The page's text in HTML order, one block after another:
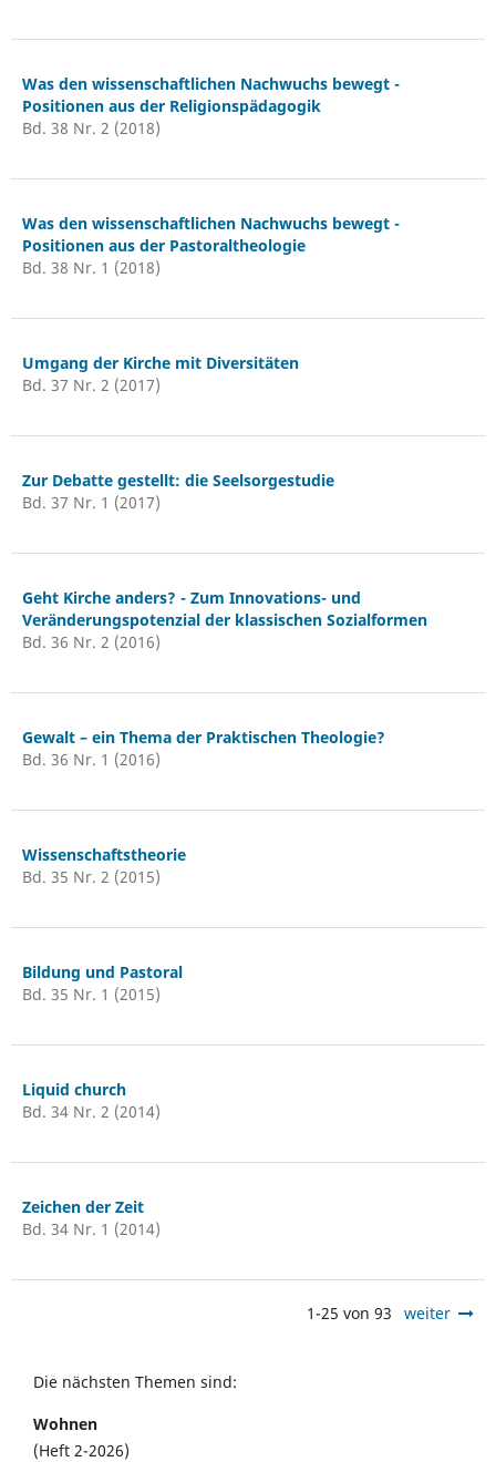
Was den wissenschaftlichen Nachwuchs bewegt -
Positionen aus der Religionspädagogik
Bd. 38 Nr. 2 (2018)
Was den wissenschaftlichen Nachwuchs bewegt -
Positionen aus der Pastoraltheologie
Bd. 38 Nr. 1 (2018)
Umgang der Kirche mit Diversitäten
Bd. 37 Nr. 2 (2017)
Zur Debatte gestellt: die Seelsorgestudie
Bd. 37 Nr. 1 (2017)
Geht Kirche anders? - Zum Innovations- und
Veränderungspotenzial der klassischen Sozialformen
Bd. 36 Nr. 2 (2016)
Gewalt – ein Thema der Praktischen Theologie?
Bd. 36 Nr. 1 (2016)
Wissenschaftstheorie
Bd. 35 Nr. 2 (2015)
Bildung und Pastoral
Bd. 35 Nr. 1 (2015)
Liquid church
Bd. 34 Nr. 2 (2014)
Zeichen der Zeit
Bd. 34 Nr. 1 (2014)
1-25 von 93 weiter
Die nächsten Themen sind:
Wohnen
(Heft 2-2026)